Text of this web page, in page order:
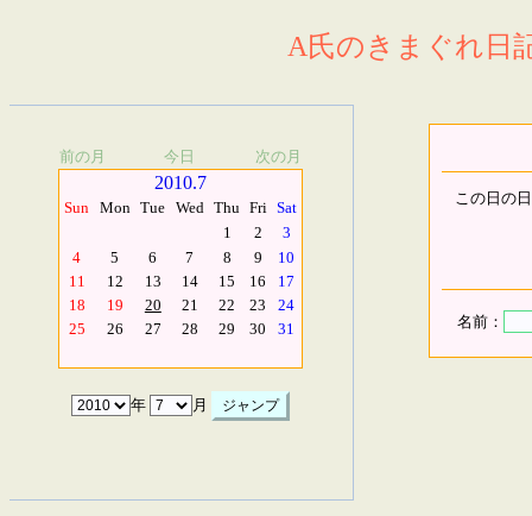
A氏のきまぐれ日
前の月 今日 次の月
2010.7
Sun Mon Tue Wed Thu Fri Sat
1
2
3
4
5 6 7 8 9
10
11
12 13 14 15 16
17
18
19 20 21 22 23
24
25
26 27 28 29 30 31
年 月
この日の
名前：